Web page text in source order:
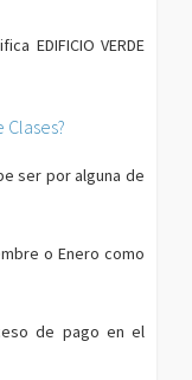
EDIFICIO VERDE
ser por alguna de
o Enero como
de pago en el